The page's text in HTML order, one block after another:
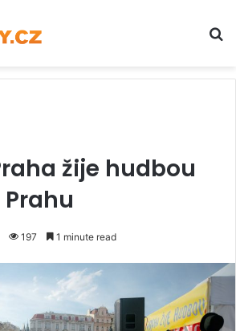
žije hudbou
197 1 minute read